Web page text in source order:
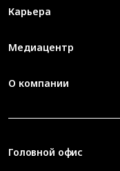
Карьера
Медиацентр
О компании
Головной офис